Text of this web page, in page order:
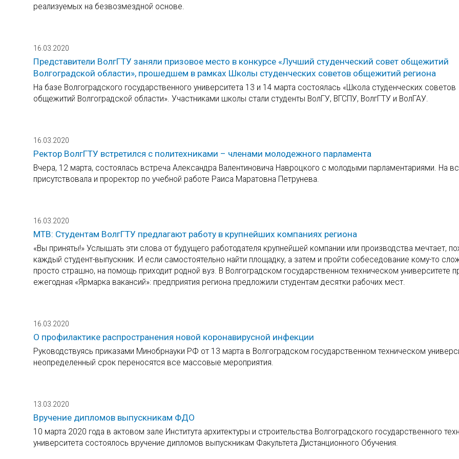
реализуемых на безвозмездной основе.
16.03.2020
Представители ВолгГТУ заняли призовое место в конкурсе «Лучший студенческий совет общежитий
Волгоградской области», прошедшем в рамках Школы студенческих советов общежитий региона
На базе Волгоградского государственного университета 13 и 14 марта состоялась «Школа студенческих советов
общежитий Волгоградской области». Участниками школы стали студенты ВолГУ, ВГСПУ, ВолгГТУ и ВолГАУ.
16.03.2020
Ректор ВолгГТУ встретился с политехниками – членами молодежного парламента
Вчера, 12 марта, состоялась встреча Александра Валентиновича Навроцкого с молодыми парламентариями. На
присутствовала и проректор по учебной работе Раиса Маратовна Петрунева.
16.03.2020
МТВ: Студентам ВолгГТУ предлагают работу в крупнейших компаниях региона
«Вы приняты!» Услышать эти слова от будущего работодателя крупнейшей компании или производства мечтает,
каждый студент-выпускник. И если самостоятельно найти площадку, а затем и пройти собеседование кому-то
просто страшно, на помощь приходит родной вуз. В Волгоградском государственном техническом университете
ежегодная «Ярмарка вакансий»: предприятия региона предложили студентам десятки рабочих мест.
16.03.2020
О профилактике распространения новой коронавирусной инфекции
Руководствуясь приказами Минобрнауки РФ от 13 марта в Волгоградском государственном техническом
неопределенный срок переносятся все массовые мероприятия.
13.03.2020
Вручение дипломов выпускникам ФДО
10 марта 2020 года в актовом зале Института архитектуры и строительства Волгоградского государственного
университета состоялось вручение дипломов выпускникам Факультета Дистанционного Обучения.